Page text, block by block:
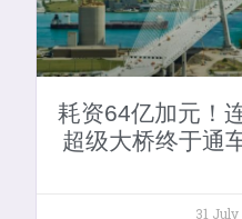
耗资64亿加元！
超级大桥终于通
31 July